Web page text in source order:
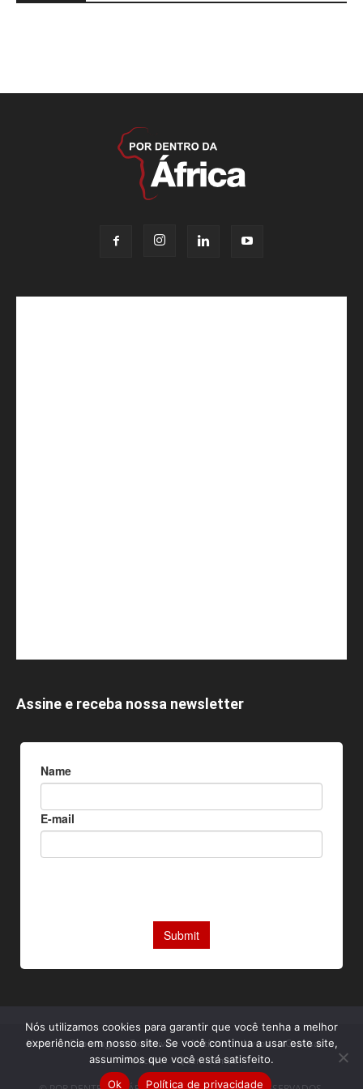
Assine e receba nossa newsletter
Home Reportagens Exclusivas Notícias Livros
Camisas
Podcast
Quem somos
Nós utilizamos cookies para garantir que você tenha a melhor
experiência em nosso site. Se você continua a usar este site,
assumimos que você está satisfeito.
Ok
Política de privacidade